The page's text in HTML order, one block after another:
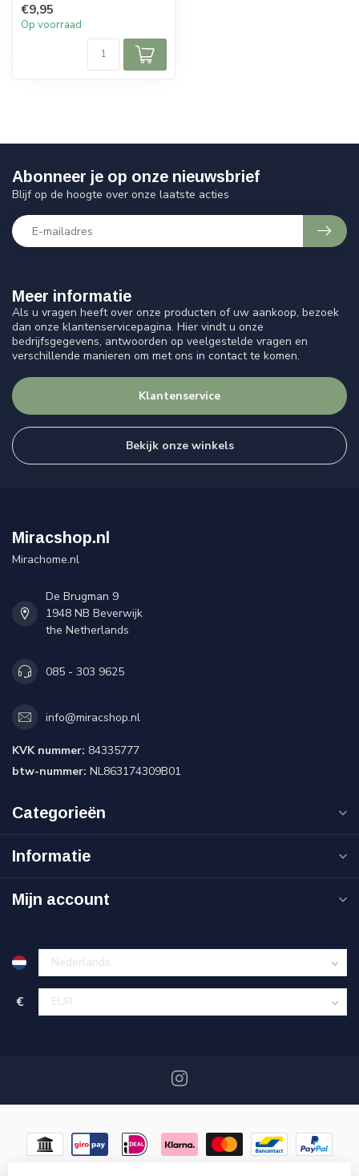
Inhoud: 270 cc
Materiaal: Glas
€9,95
Op voorraad
Meer informatie
Als u vragen heeft over onze producten of uw aankoop, bezoek
dan onze klantenservicepagina. Hier vindt u onze
bedrijfsgegevens, antwoorden op veelgestelde vragen en
verschillende manieren om met ons in contact te komen.
Klantenservice
Bekijk onze winkels
Abonneer je op onze nieuwsbrief
Blijf op de hoogte over onze laatste acties
Miracshop.nl
Mirachome.nl
De Brugman 9
1948 NB Beverwijk
the Netherlands
085 - 303 9625
info@miracshop.nl
KVK nummer: 84335777
btw-nummer: NL863174309B01
Categorieën
Informatie
Mijn account
€